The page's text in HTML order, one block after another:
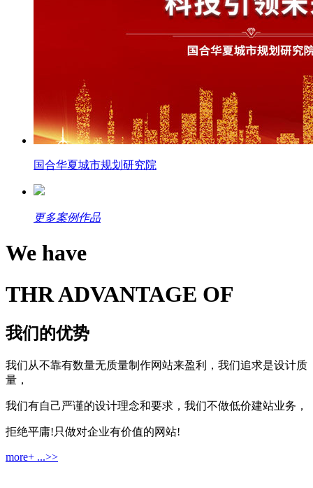
国合华夏城市规划研究院
更多案例作品
We have
THR ADVANTAGE OF
我们的优势
我们从不靠有数量无质量制作网站来盈利，我们追求是设计质
量，
我们有自己严谨的设计理念和要求，我们不做低价建站业务，
拒绝平庸!只做对企业有价值的网站!
more+ ...>>